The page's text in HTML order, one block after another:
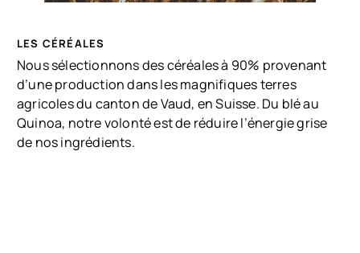
LES CÉRÉALES
Nous sélectionnons des céréales à 90% provenant
d’une production dans les magnifiques terres
agricoles du canton de Vaud, en Suisse. Du blé au
Quinoa, notre volonté est de réduire l’énergie grise
de nos ingrédients.